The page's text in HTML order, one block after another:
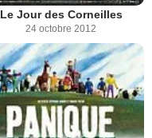
Le Jour des Corneilles
24 octobre 2012